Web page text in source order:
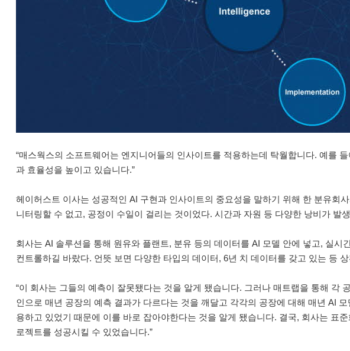
“매스웍스의 소프트웨어는 엔지니어들의 인사이트를 적용하는데 탁월합니다. 예를
과 효율성을 높이고 있습니다.”
헤이허스트 이사는 성공적인 AI 구현과 인사이트의 중요성을 말하기 위해 한 분유회
니터링할 수 없고, 공정이 수일이 걸리는 것이었다. 시간과 자원 등 다양한 낭비가 발
회사는 AI 솔루션을 통해 원유와 플랜트, 분유 등의 데이터를 AI 모델 안에 넣고, 실
컨트롤하길 바랐다. 언뜻 보면 다양한 타입의 데이터, 6년 치 데이터를 갖고 있는 등
“이 회사는 그들의 예측이 잘못됐다는 것을 알게 됐습니다. 그러나 매트랩을 통해 각
인으로 매년 공장의 예측 결과가 다르다는 것을 깨달고 각각의 공장에 대해 매년 AI
용하고 있었기 때문에 이를 바로 잡아야한다는 것을 알게 됐습니다. 결국, 회사는 표
로젝트를 성공시킬 수 있었습니다.”